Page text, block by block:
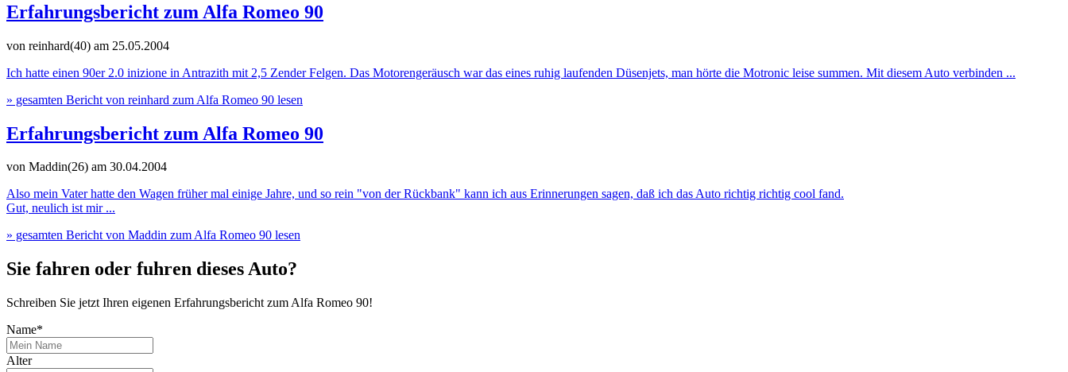
Erfahrungsbericht zum Alfa Romeo 90
von reinhard(40) am 25.05.2004
Ich hatte einen 90er 2.0 inizione in Antrazith mit 2,5 Zender Felgen. Das Motorengeräusch war das eines ruhig laufenden Düsenjets, man hörte die Motronic leise summen. Mit diesem Auto verbinden ...
» gesamten Bericht von reinhard zum Alfa Romeo 90 lesen
Erfahrungsbericht zum Alfa Romeo 90
von Maddin(26) am 30.04.2004
Also mein Vater hatte den Wagen früher mal einige Jahre, und so rein "von der Rückbank" kann ich aus Erinnerungen sagen, daß ich das Auto richtig richtig cool fand.
Gut, neulich ist mir ...
» gesamten Bericht von Maddin zum Alfa Romeo 90 lesen
Sie fahren oder fuhren dieses Auto?
Schreiben Sie jetzt Ihren eigenen Erfahrungsbericht zum Alfa Romeo 90!
Name*
Alter